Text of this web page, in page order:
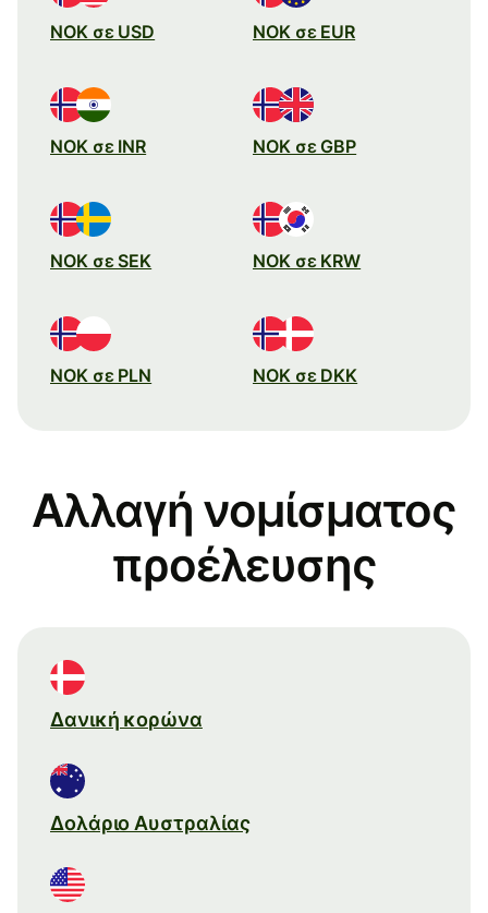
NOK σε USD NOK σε EUR
NOK σε INR NOK σε GBP
NOK σε SEK NOK σε KRW
NOK σε PLN NOK σε DKK
Αλλαγή νομίσματος
προέλευσης
Δανική κορώνα
Δολάριο Αυστραλίας